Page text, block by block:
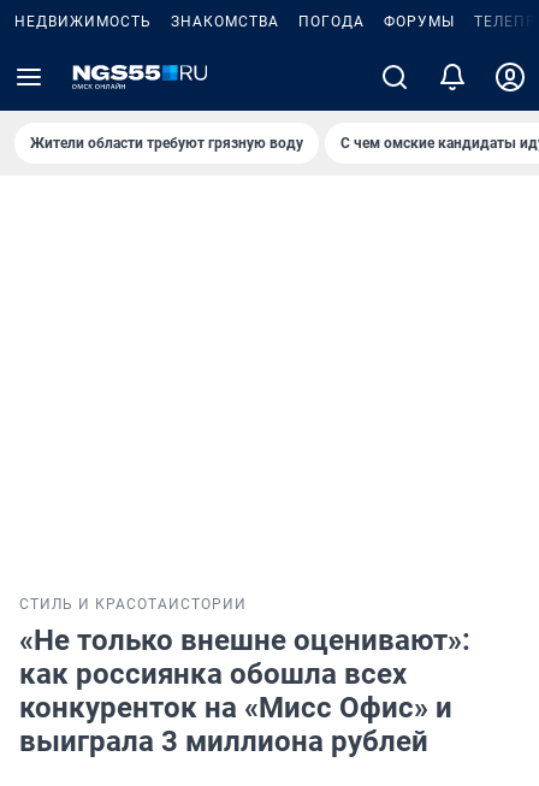
НЕДВИЖИМОСТЬ ЗНАКОМСТВА ПОГОДА ФОРУМЫ
Жители области требуют грязную воду С чем омские кандидаты
СТИЛЬ И КРАСОТА ИСТОРИИ
«Не только внешне оценивают»:
как россиянка обошла всех
конкуренток на «Мисс Офис» и
выиграла 3 миллиона рублей